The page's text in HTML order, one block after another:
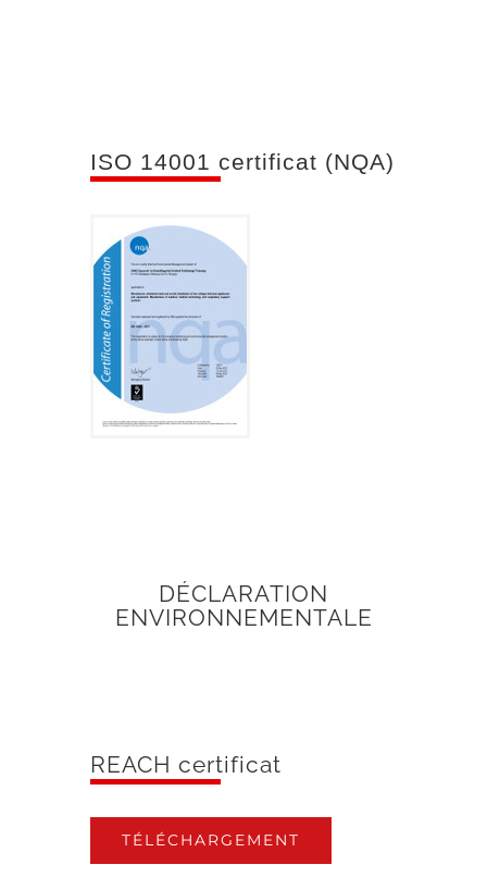
ISO 14001 certificat (NQA)
DÉCLARATION
ENVIRONNEMENTALE
REACH certificat
TÉLÉCHARGEMENT